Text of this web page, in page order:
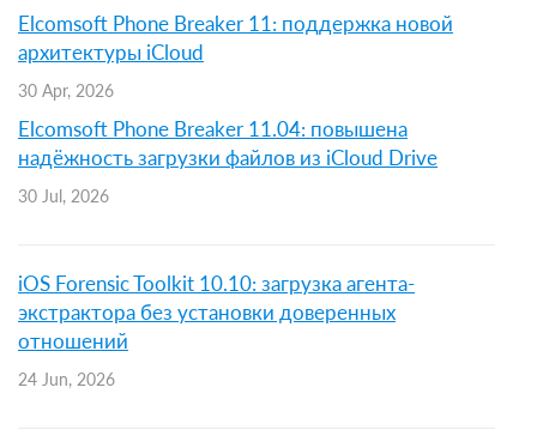
Elcomsoft Phone Breaker 11: поддержка новой
архитектуры iCloud
30 Apr, 2026
Elcomsoft Phone Breaker 11.04: повышена
надёжность загрузки файлов из iCloud Drive
30 Jul, 2026
iOS Forensic Toolkit 10.10: загрузка агента-
экстрактора без установки доверенных
отношений
24 Jun, 2026